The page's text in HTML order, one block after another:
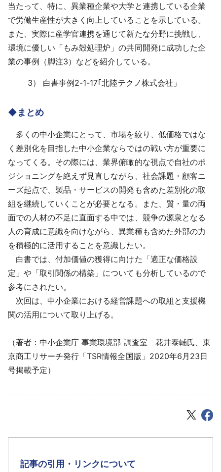
当たって、特に、異業種企業や大学と連携している企業
で労働生産性が大きく向上していることを示している。
また、実際に産学官連携を通じて新たな分野に挑戦し、
環境に優しい「もみ殻処理炉」の共同開発に成功した企
業の事例（脚注3）などを紹介している。
3） 白書事例2-1-17｢北陸テクノ株式会社」
◆まとめ
多くの中小企業にとって、市場を絞り、低価格ではな
く差別化を目指した中小企業ならではの戦い方が重要に
なってくる。その際には、業界俯瞰的な視点で自社のポ
ジショニングを絶えず見直しながら、社会課題・顧客ニ
ーズ起点で、製品・サービスの開発も含めた差別化の取
組を継続していくことが必要となる。また、質・量の両
面での人材の不足に直面する中では、競争の源泉となる
人の育成に意識を向けながら、異業種も含めた外部の力
を積極的に活用することを意識したい。
白書では、付加価値の獲得に向けた「適正な価格設
定」や「取引関係の構築」についても分析しているので
参考にされたい。
次回は、中小企業における経営課題への取組と支援機
関の活用について取り上げる。
（著者：中小企業庁 事業環境部 調査室 花井泰輔氏、東
京商工リサーチ発行「TSR情報全国版」2020年6月23日
号掲載予定）
記事の引用・リンクについて